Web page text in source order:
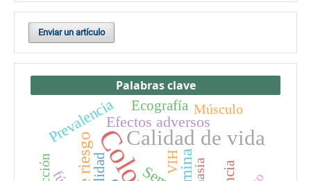
Enviar un artículo
Palabras clave
Calidad de vida
PrevalenciaEfectos adversos
Ecografía
VIH
Músculo